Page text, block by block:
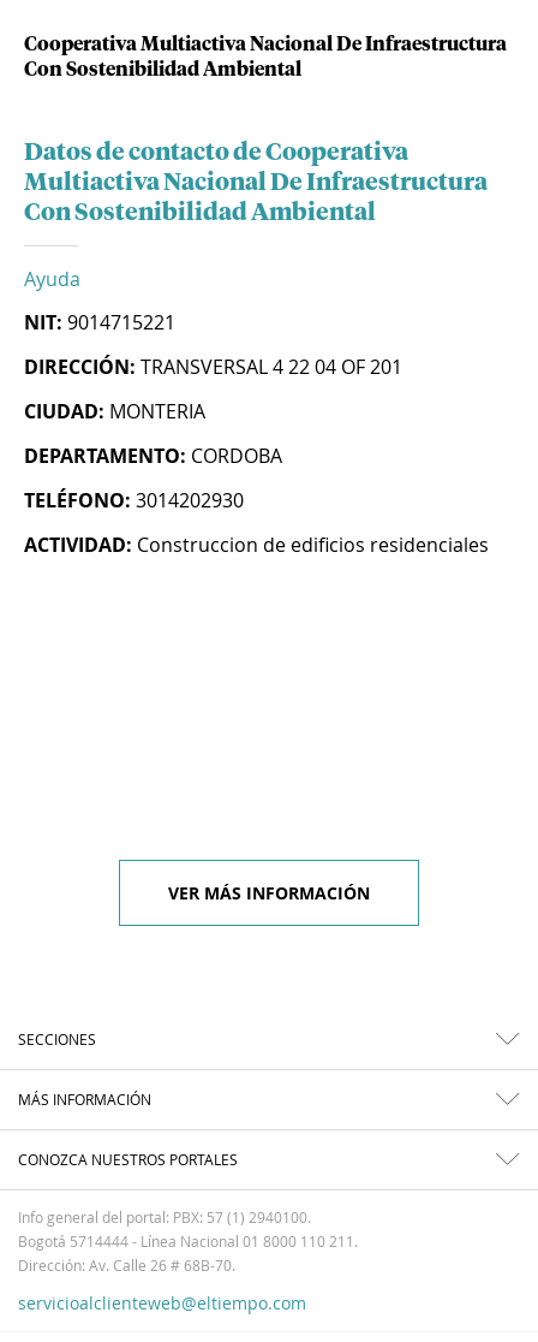
Cooperativa Multiactiva Nacional De Infraestructura
Con Sostenibilidad Ambiental
Datos de contacto de Cooperativa
Multiactiva Nacional De Infraestructura
Con Sostenibilidad Ambiental
Ayuda
NIT: 9014715221
DIRECCIÓN: TRANSVERSAL 4 22 04 OF 201
CIUDAD: MONTERIA
DEPARTAMENTO: CORDOBA
TELÉFONO: 3014202930
ACTIVIDAD: Construccion de edificios residenciales
VER MÁS INFORMACIÓN
SECCIONES
MÁS INFORMACIÓN
CONOZCA NUESTROS PORTALES
Info general del portal: PBX: 57 (1) 2940100.
Bogotá 5714444 - Línea Nacional 01 8000 110 211.
Dirección: Av. Calle 26 # 68B-70.
servicioalclienteweb@eltiempo.com